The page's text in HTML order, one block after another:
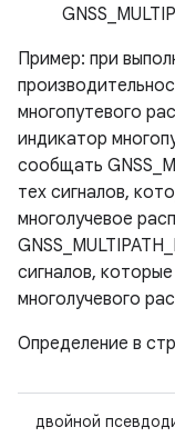
Пример: при
многопутевого
индикатор
сообщать
тех сигналов,
многолучевое
сигналов,
многолучевого
Определение в
двойной